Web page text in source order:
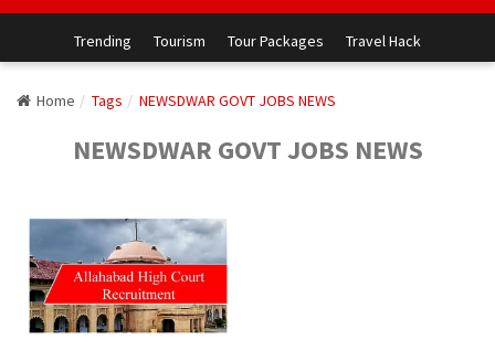
o
g
i
a
t
i
Trending Tourism Tour Packages Travel Hack
Home Tags NEWSDWAR GOVT JOBS NEWS
NEWSDWAR GOVT JOBS NEWS